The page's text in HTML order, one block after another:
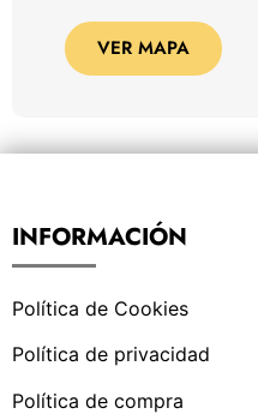
VER MAPA
INFORMACIÓN
Política de Cookies
Política de privacidad
Política de compra